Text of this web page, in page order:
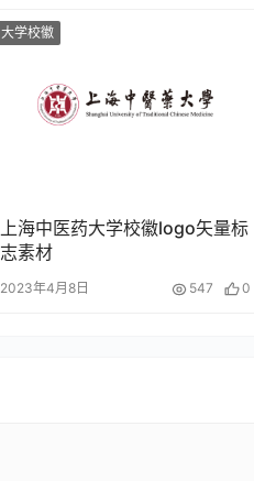
大学校徽
上海中医药大学校徽logo矢量标
志素材
2023年4月8日 547 0